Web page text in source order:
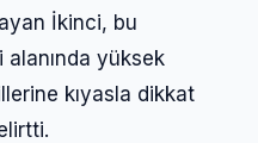
İkinci, bu
yüksek
kıyasla dikkat